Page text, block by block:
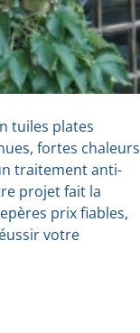
tuiles plates
fortes chaleurs
traitement anti-
projet fait la
prix fiables,
votre